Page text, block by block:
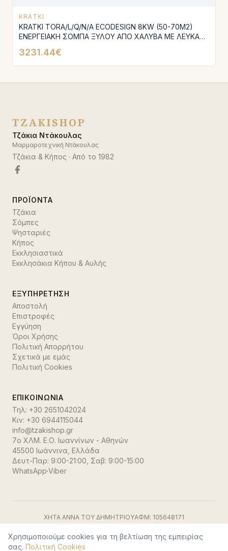
KRATKI
KRATKI TORA/L/Q/N/A ECODESIGN 8KW (50-70M2)
ΕΝΕΡΓΕΙΑΚΗ ΣΟΜΠΑ ΞΥΛΟΥ ΑΠΟ ΧΑΛΥΒΑ ΜΕ ΛΕΥΚΑ
3231.44€
TZAKISHOP
Τζάκια Ντάκουλας
Μαρμαροτεχνική Ντάκουλας
Τζάκια & Κήπος · Από το 1982
ΠΡΟΪΌΝΤΑ
Τζάκια
Σόμπες
Ψησταριές
Κήπος
Εκκλησιαστικά
Εκκλησάκια Κήπου & Αυλής
ΕΞΥΠΗΡΈΤΗΣΗ
Αποστολή
Επιστροφές
Εγγύηση
Όροι Χρήσης
Πολιτική Απορρήτου
Σχετικά με εμάς
Πολιτική Cookies
ΕΠΙΚΟΙΝΩΝΊΑ
Τηλ: +30 2651042024
Κιν: +30 6944115044
info@tzakishop.gr
7ο ΧΛΜ. Ε.Ο. Ιωαννίνων - Αθηνών
45500 Ιωάννινα Ελλάδα
Δευτ-Παρ: 9:00-21:00, Σαβ: 9:00-15:00
WhatsApp·Viber
ΧΗΤΑ ΑΝΝΑ ΤΟΥ ΔΗΜΗΤΡΙΟΥΑΦΜ: 105648171
ΓΕΜΗ:191500729000ΔΟΥ:Ιωαννίνων
Visa· Mastercard·Stripe
©2026TzakiShop. Όλα τα δικαιώματα διατηρούνται.
Χρησιμοποιούμε cookies για τη βελτίωση της εμπειρίας
σας. Πολιτική Cookies